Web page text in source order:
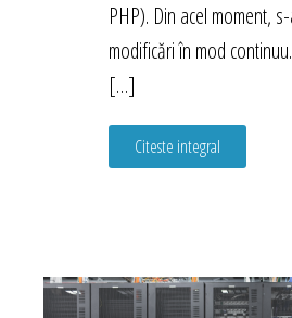
PHP). Din acel moment,
modificări în mod
[…]
Citeste integral